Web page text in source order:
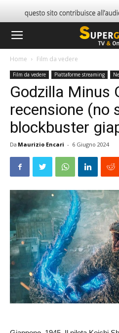
Home Film da vedere
Film da vedere Piattaforme streaming
Godzilla Minus
recensione (no
blockbuster
Da Maurizio Encari - 6 Giugno 2024